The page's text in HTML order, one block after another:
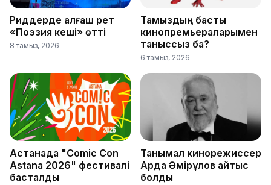
Риддерде алғаш рет
«Поэзия кеші» өтті
8 тамыз, 2026
Тамыздың басты
кинопремьераларымен
таныссыз ба?
6 тамыз, 2026
Астанада "Comic Con
Astana 2026" фестивалі
басталды
Танымал кинорежиссер
Ардақ Әмірқұлов қайтыс
болды